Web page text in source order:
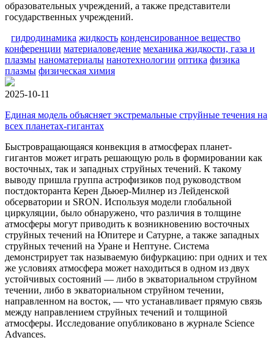
образовательных учреждений, а также представители
государственных учреждений.
гидродинамика жидкость конденсированное вещество
конференции материаловедение механика жидкости, газа и
плазмы наноматериалы нанотехнологии оптика физика
плазмы физическая химия
2025-10-11
Единая модель объясняет экстремальные струйные течения на
всех планетах-гигантах
Быстровращающаяся конвекция в атмосферах планет-
гигантов может играть решающую роль в формировании как
восточных, так и западных струйных течений. К такому
выводу пришла группа астрофизиков под руководством
постдокторанта Керен Дьюер-Милнер из Лейденской
обсерватории и SRON. Используя модели глобальной
циркуляции, было обнаружено, что различия в толщине
атмосферы могут приводить к возникновению восточных
струйных течений на Юпитере и Сатурне, а также западных
струйных течений на Уране и Нептуне. Система
демонстрирует так называемую бифуркацию: при одних и тех
же условиях атмосфера может находиться в одном из двух
устойчивых состояний — либо в экваториальном струйном
течении, либо в экваториальном струйном течении,
направленном на восток, — что устанавливает прямую связь
между направлением струйных течений и толщиной
атмосферы. Исследование опубликовано в журнале Science
Advances.